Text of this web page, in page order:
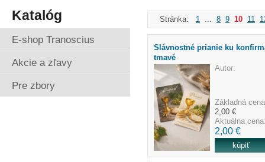
Stránka: 1 ... 8 9 10 11
Slávnostné prianie ku
tmavé
Autor:
Základná
2,00 €
Aktuálna
2,00 €
Katalóg
E-shop Tranoscius
Akcie a zľavy
Pre zbory